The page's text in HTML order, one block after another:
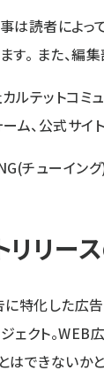
は読者によっ
す。 また、編
ルテットコミ
ーム、公式サ
チューイン
リリー
特化した広
ェクト。
はできないか